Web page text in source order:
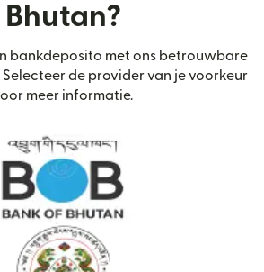
Bhutan?
bankdeposito met ons betrouwbare
de provider van je voorkeur
meer informatie.